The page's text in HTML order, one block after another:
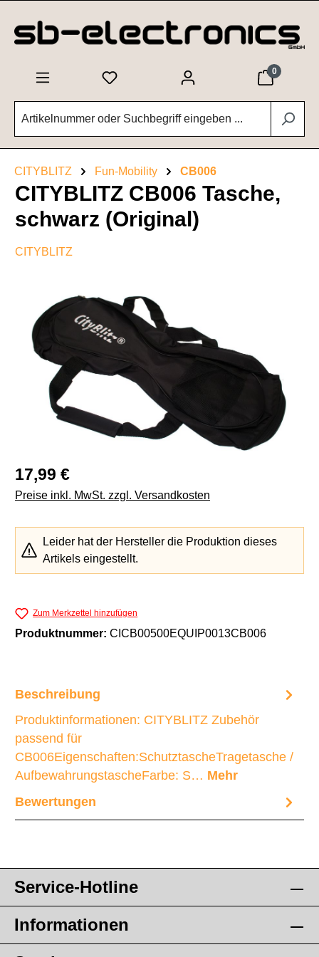
0
CITYBLITZ Fun-Mobility CB006
CITYBLITZ CB006 Tasche,
schwarz (Original)
CITYBLITZ
Bildergalerie überspringen
Regulärer Preis:
17,99 €
Preise inkl. MwSt. zzgl. Versandkosten
Leider hat der Hersteller die Produktion dieses
Artikels eingestellt.
Zum Merkzettel hinzufügen
Produktnummer: CICB00500EQUIP0013CB006
Beschreibung
Produktinformationen: CITYBLITZ Zubehör
passend für
CB006Eigenschaften:SchutztascheTragetasche /
AufbewahrungstascheFarbe: S… Mehr
Bewertungen
Service-Hotline
Informationen